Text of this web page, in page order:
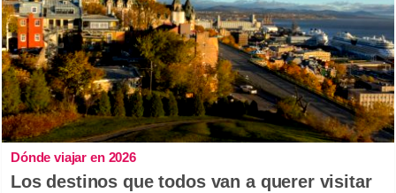
Dónde viajar en 2026
Los destinos que todos van a querer visitar